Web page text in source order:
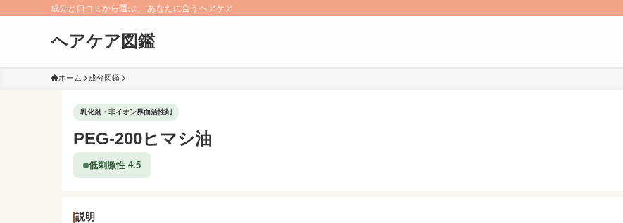
成分と口コミから選ぶ、 あなたに合うヘアケア
ヘアケア図鑑
ホーム 成分図鑑
乳化剤・非イオン界面活性剤
PEG-200ヒマシ油
低刺激性 4.5
説明